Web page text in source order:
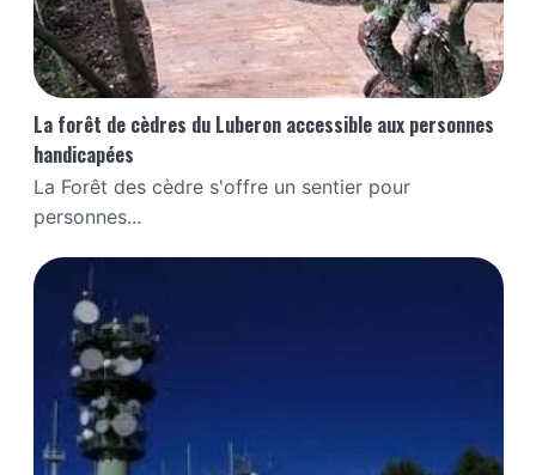
La forêt de cèdres du Luberon accessible aux personnes
handicapées
La Forêt des cèdre s'offre un sentier pour
personnes...